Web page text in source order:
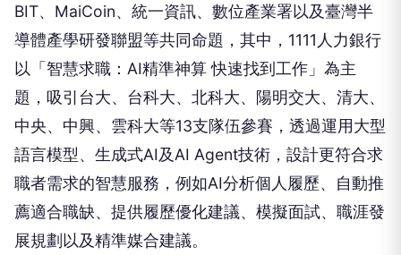
BIT、MaiCoin、統一資訊、數位產業署以及臺灣半
導體產學研發聯盟等共同命題，其中，1111人力銀行
以「智慧求職：AI精準神算 快速找到工作」為主
題，吸引台大、台科大、北科大、陽明交大、清大、
中央、中興、雲科大等13支隊伍參賽，透過運用大型
語言模型、生成式AI及AI Agent技術，設計更符合求
職者需求的智慧服務，例如AI分析個人履歷、自動推
薦適合職缺、提供履歷優化建議、模擬面試、職涯發
展規劃以及精準媒合建議。